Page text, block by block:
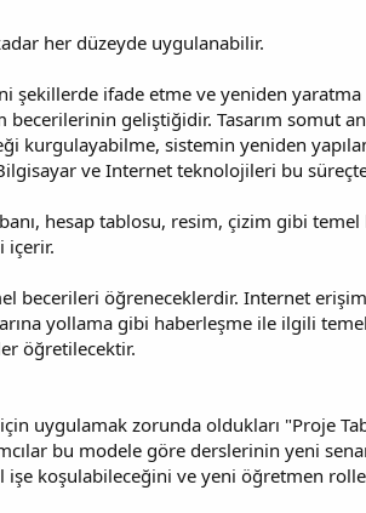
her düzeyde uygulanabilir.
ifade etme ve yeniden
geliştiğidir. Tasarım somut
kurgulayabilme, sistemin yeniden
ve Internet teknolojileri bu
hesap tablosu, resim, çizim gibi
içerir.
öğreneceklerdir. Internet
yollama gibi haberleşme ile ilgili
öğretilecektir.
uygulamak zorunda oldukları "Proje
bu modele göre derslerinin yeni
koşulabileceğini ve yeni öğretmen